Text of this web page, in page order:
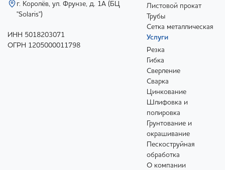
г. Королёв, ул. Фрунзе, д. 1А (БЦ
"Solaris")
ИНН 5018203071
ОГРН 1205000011798
Листовой прокат
Трубы
Сетка металлическая
Услуги
Резка
Гибка
Сверление
Сварка
Цинкование
Шлифовка и
полировка
Грунтование и
окрашивание
Пескоструйная
обработка
О компании